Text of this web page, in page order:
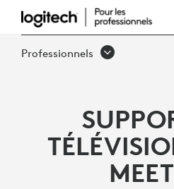
SUPPORT
DEProfessionnels